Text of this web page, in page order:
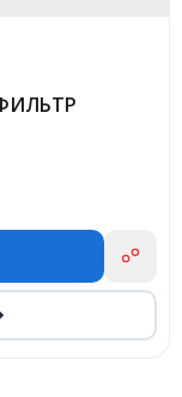
ФИЛЬТР